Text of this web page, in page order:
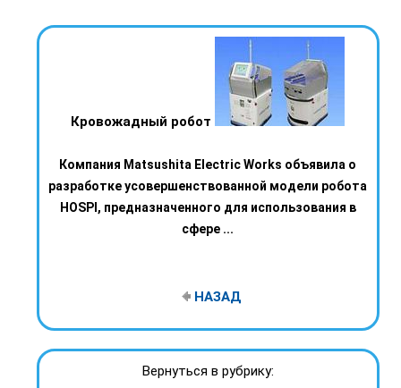
Кровожадный робот
Компания Matsushita Electric Works объявила о
разработке усовершенствованной модели робота
HOSPI, предназначенного для использования в
сфере ...
НАЗАД
Вернуться в рубрику: